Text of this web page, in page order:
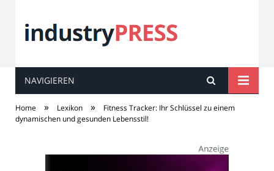
industryPRESS
NAVIGIEREN
Home » Lexikon »
Fitness Tracker: Ihr Schlüssel zu einem
dynamischen und gesunden Lebensstil!